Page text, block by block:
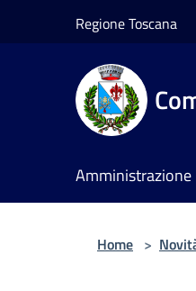
Regione Toscana
Amministrazione
Home >